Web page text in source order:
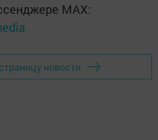
MАХ:
новости